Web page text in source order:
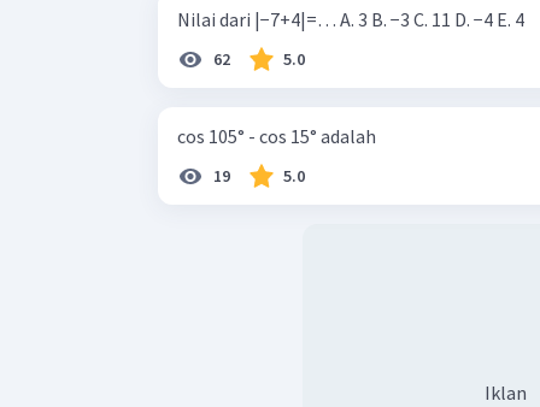
Nilai dari |−7+4|=… A. 3 B. −3 C. 11 D. −4 E. 4
62 5.0
cos 105° - cos 15° adalah
19 5.0
Iklan